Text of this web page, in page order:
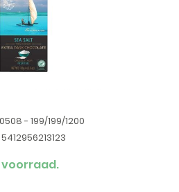
- 199/199/1200
5412956213123
voorraad.